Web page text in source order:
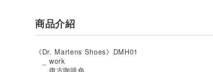
商品介紹
《Dr. Martens Shoes》DMH01
_ work
_ 復古咖啡色